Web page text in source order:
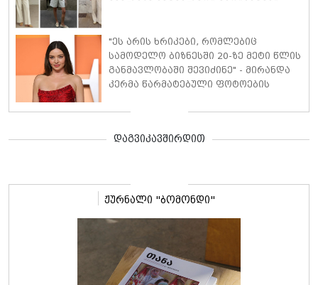
"ეს არის ხრიკები, რომლებიც
სამოდელო ბიზნესში 20-ზე მეტი წლის
განმავლობაში შევიძინე" - მირანდა
კერმა წარმატებული ფოტოების
დაგვიკავშირდით
ჟურნალი "ბომონდი"